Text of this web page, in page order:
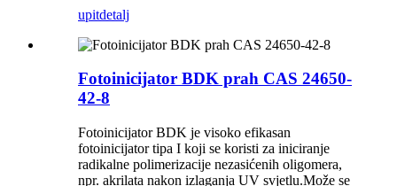
upitdetalj
Fotoinicijator BDK prah CAS 24650-
42-8
Fotoinicijator BDK je visoko efikasan
fotoinicijator tipa I koji se koristi za iniciranje
radikalne polimerizacije nezasićenih oligomera,
npr. akrilata nakon izlaganja UV svjetlu.Može se